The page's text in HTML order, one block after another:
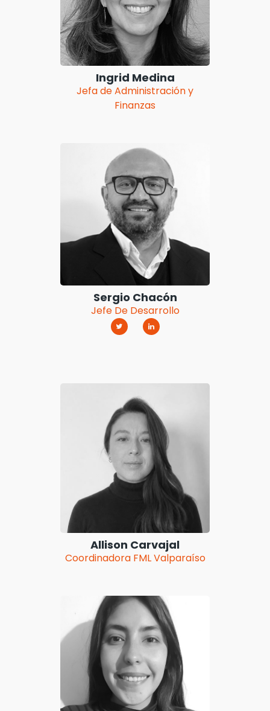
Ingrid Medina
Jefa de Administración y
Finanzas
Sergio Chacón
Jefe De Desarrollo
Allison Carvajal
Coordinadora FML Valparaíso